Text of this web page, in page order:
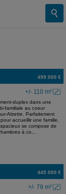
499 000 €
+/- 110 m²
duplex dans une
familiale au coeur
Alzette. Parfaitement
accueillir une famille,
se compose de
à co...
445 000 €
+/- 79 m²